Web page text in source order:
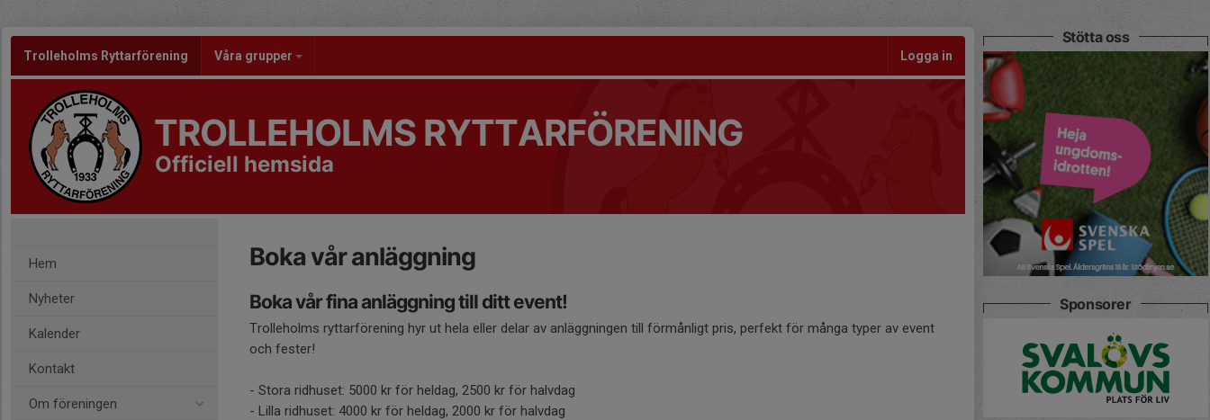
Trolleholms Ryttarförening Våra grupper Logga in
TROLLEHOLMS RYTTARFÖRENING
Officiell hemsida
Hem
Nyheter
Kalender
Kontakt
Om föreningen
Boka vår anläggning
Boka vår fina anläggning till ditt event!
Trolleholms ryttarförening hyr ut hela eller delar av anläggningen till förmånligt pris, perfekt för många typer av event
och fester!
- Stora ridhuset: 5000 kr för heldag, 2500 kr för halvdag
- Lilla ridhuset: 4000 kr för heldag, 2000 kr för halvdag
Stötta oss
Sponsorer